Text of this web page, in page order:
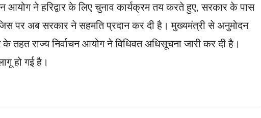
आयोग ने हरिद्वार के लिए चुनाव कार्यक्रम तय करते हुए, सरकार के पास
पर अब सरकार ने सहमति प्रदान कर दी है। मुख्यमंत्री से अनुमोदन
तहत राज्य निर्वाचन आयोग ने विधिवत अधिसूचना जारी कर दी है।
हो गई है।